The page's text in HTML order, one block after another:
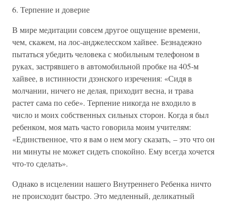
6. Терпение и доверие
В мире медитации совсем другое ощущение времени,
чем, скажем, на лос-анджелесском хайвее. Безнадежно
пытаться убедить человека с мобильным телефоном в
руках, застрявшего в автомобильной пробке на 405-м
хайвее, в истинности дзэнского изречения: «Сидя в
молчании, ничего не делая, приходит весна, и трава
растет сама по себе». Терпение никогда не входило в
число и моих собственных сильных сторон. Когда я был
ребенком, моя мать часто говорила моим учителям:
«Единственное, что я вам о нем могу сказать, – это что он
ни минуты не может сидеть спокойно. Ему всегда хочется
что-то сделать».
Однако в исцелении нашего Внутреннего Ребенка ничто
не происходит быстро. Это медленный, деликатный